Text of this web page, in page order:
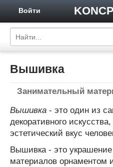
Войти
Вышивка
Занимательный
Вышивка - это один из
декоративного
эстетический вкус
Вышивка - это
материалов орнаментом